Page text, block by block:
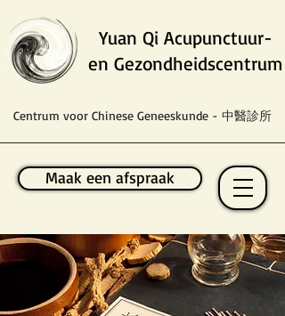
Yuan Qi Acupunctuur-
en Gezondheidscentrum
Centrum voor Chinese Geneeskunde - 中醫診所
Maak een afspraak